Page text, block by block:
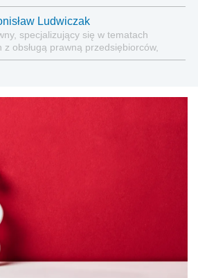
Ludwiczak
specjalizujący się w tematach
z obsługą prawną przedsiębiorców,
zamówieniami in house,